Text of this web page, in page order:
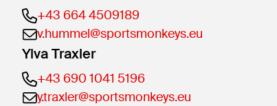
+43 664 4509189
v.hummel@sportsmonkeys.eu
Ylva Traxler
+43 690 1041 5196
y.traxler@sportsmonkeys.eu